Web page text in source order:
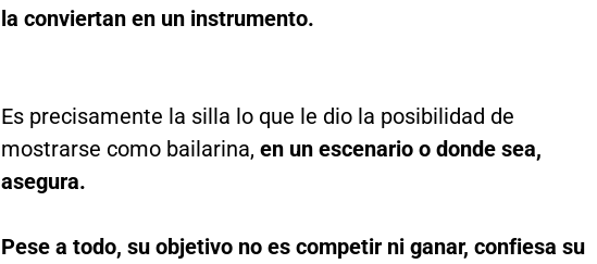
la conviertan en un instrumento.
Es precisamente la silla lo que le dio la posibilidad de
mostrarse como bailarina, en un escenario o donde sea,
asegura.
Pese a todo, su objetivo no es competir ni ganar, confiesa su